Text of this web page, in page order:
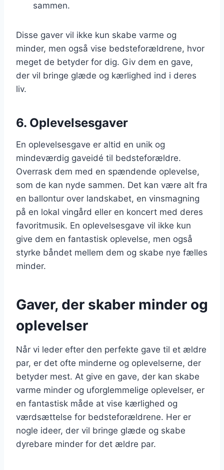
sammen.
Disse gaver vil ikke kun skabe varme og
minder, men også vise bedsteforældrene, hvor
meget de betyder for dig. Giv dem en gave,
der vil bringe glæde og kærlighed ind i deres
liv.
6. Oplevelsesgaver
En oplevelsesgave er altid en unik og
mindeværdig gaveidé til bedsteforældre.
Overrask dem med en spændende oplevelse,
som de kan nyde sammen. Det kan være alt fra
en ballontur over landskabet, en vinsmagning
på en lokal vingård eller en koncert med deres
favoritmusik. En oplevelsesgave vil ikke kun
give dem en fantastisk oplevelse, men også
styrke båndet mellem dem og skabe nye fælles
minder.
Gaver, der skaber minder og
oplevelser
Når vi leder efter den perfekte gave til et ældre
par, er det ofte minderne og oplevelserne, der
betyder mest. At give en gave, der kan skabe
varme minder og uforglemmelige oplevelser, er
en fantastisk måde at vise kærlighed og
værdsættelse for bedsteforældrene. Her er
nogle ideer, der vil bringe glæde og skabe
dyrebare minder for det ældre par.